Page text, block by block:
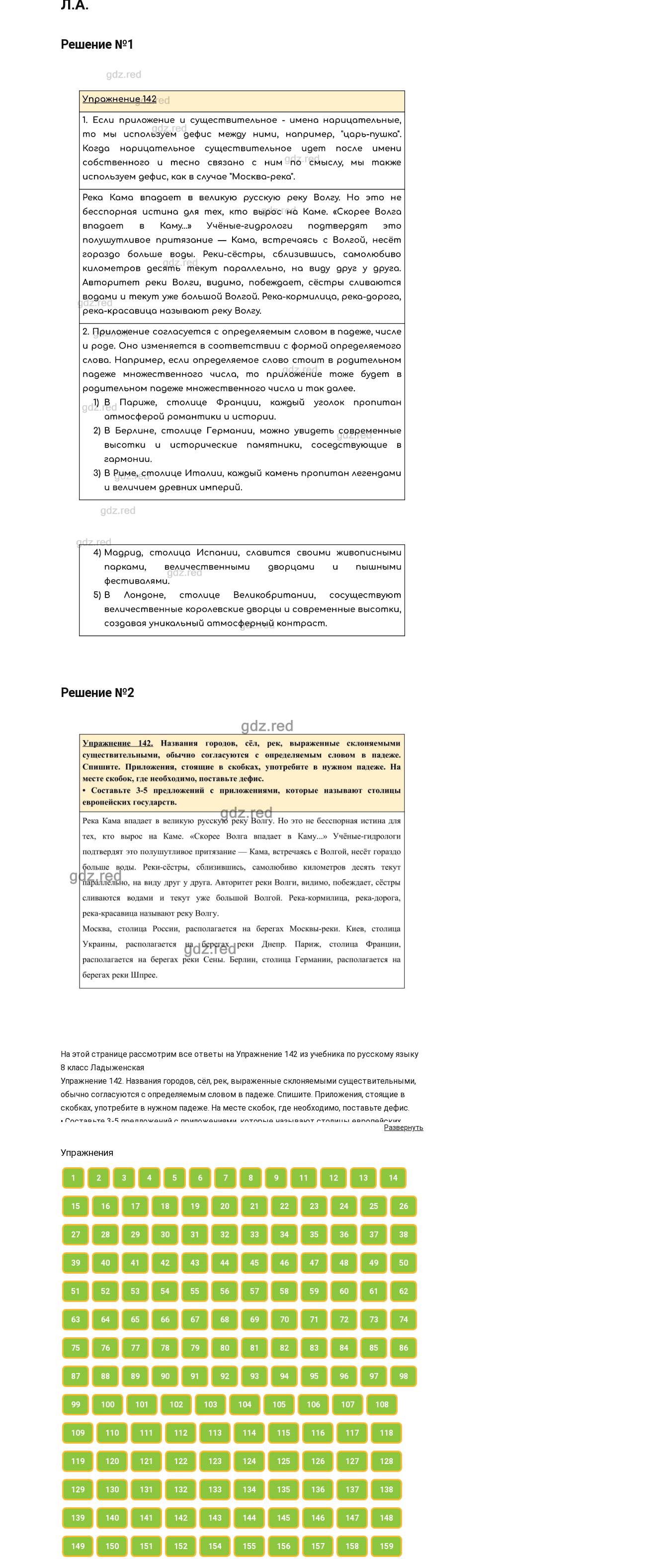
Л.А.
Решение №1
Решение №2
Развернуть
На этой странице рассмотрим все ответы на Упражнение 142 из учебника по русскому языку
8 класс Ладыженская
Упражнение 142. Названия городов, сёл, рек, выраженные склоняемыми существительными,
обычно согласуются с определяемым словом в падеже. Спишите. Приложения, стоящие в
скобках, употребите в нужном падеже. На месте скобок, где необходимо, поставьте дефис.
• Составьте 3-5 предложений с приложениями, которые называют столицы европейских
Упражнения
1 2 3 4 5 6 7 8 9 11 12 13 14
15 16 17 18 19 20 21 22 23 24 25 26
27 28 29 30 31 32 33 34 35 36 37 38
39 40 41 42 43 44 45 46 47 48 49 50
51 52 53 54 55 56 57 58 59 60 61 62
63 64 65 66 67 68 69 70 71 72 73 74
75 76 77 78 79 80 81 82 83 84 85 86
87 88 89 90 91 92 93 94 95 96 97 98
99 100 101 102 103 104 105 106 107 108
109 110 111 112 113 114 115 116 117 118
119 120 121 122 123 124 125 126 127 128
129 130 131 132 133 134 135 136 137 138
139 140 141 142 143 144 145 146 147 148
149 150 151 152 154 155 156 157 158 159